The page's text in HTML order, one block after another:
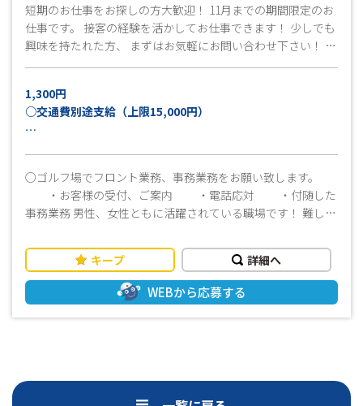
短期のお仕事をお探しの方大歓迎！ 11月までの期間限定のお
仕事です。 接客の経験を活かしてお仕事できます！ 少しでも
興味を持たれた方、 まずはお気軽にお問い合わせ下さい！ ご
1,300円
○交通費別途支給（上限15,000円）
合）
○ゴルフ場でフロント業務、事務業務をお願い致します。
・お客様の受付、ご案内 ・電話応対 ・付随した
事務業務 男性、女性ともに活躍されている職場です！ 難しい
ば大丈夫！ 覚えるまでは丁寧に指導しますので安心してはじ
められます！ 〈おすすめポイント〉 自然の多いところで気持
ちよくお仕事できます！ 難しい作業はなし！ 車通勤可能！無
料駐車場あり！ お仕事スタート前に職場見学ができるので安
心♪ 「休日」 シフト制なので平日休みもとることができま
キープ 詳細へ
WEBから応募する